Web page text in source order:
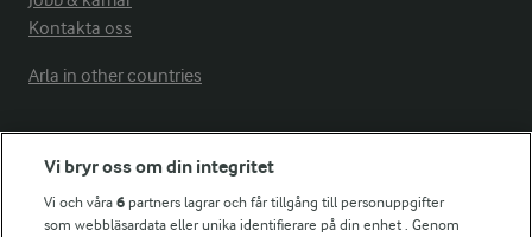
Kontakta oss
Arla in other countries
Fler Arlasajter
För ägare
Vi bryr oss om din integritet
Vi och våra6 partners lagrar och får tillgång till personuppgifter
som webbläsardata eller unika identifierare på din enhet . Genom